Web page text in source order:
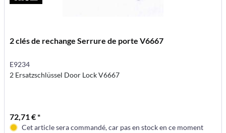
2 clés de rechange Serrure de porte V6667
E9234
2 Ersatzschlüssel Door Lock V6667
72,71 € *
Cet article sera commandé, car pas en stock en ce moment